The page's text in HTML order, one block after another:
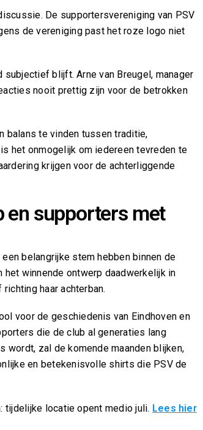
De supportersvereniging van PSV
de vereniging past het roze logo niet
blijft. Arne van Breugel, manager
nooit prettig zijn voor de betrokken
balans te vinden tussen traditie,
het onmogelijk om iedereen tevreden te
krijgen voor de achterliggende
en supporters met
belangrijke stem hebben binnen de
winnende ontwerp daadwerkelijk in
haar achterban.
voor de geschiedenis van Eindhoven en
die de club al generaties lang
wordt, zal de komende maanden blijken,
en betekenisvolle shirts die PSV de
tijdelijke locatie opent medio juli. Lees hier